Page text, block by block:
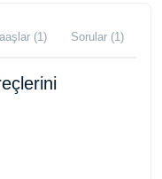
(1) Sorular (1)